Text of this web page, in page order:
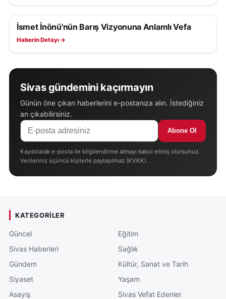
SAĞLIK
İsmet İnönü'nün Barış Vizyonuna Anlamlı Vefa
Haberin Detayı →
Sivas gündemini kaçırmayın
Günün öne çıkan haberlerini e-postanıza alın. İstediğiniz
an çıkabilirsiniz.
Abone Ol
Kaydolarak e-posta ile bilgilendirme almayı kabul etmiş olursunuz.
Verileriniz üçüncü kişilerle paylaşılmaz (KVKK).
KATEGORILER
Güncel
Sivas Haberleri
Gündem
Siyaset
Asayiş
Eğitim
Sağlık
Kültür, Sanat ve Tarih
Yaşam
Sivas Vefat Edenler